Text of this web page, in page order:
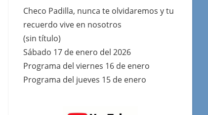
Checo Padilla, nunca te olvidaremos y tu
recuerdo vive en nosotros
(sin título)
Sábado 17 de enero del 2026
Programa del viernes 16 de enero
Programa del jueves 15 de enero